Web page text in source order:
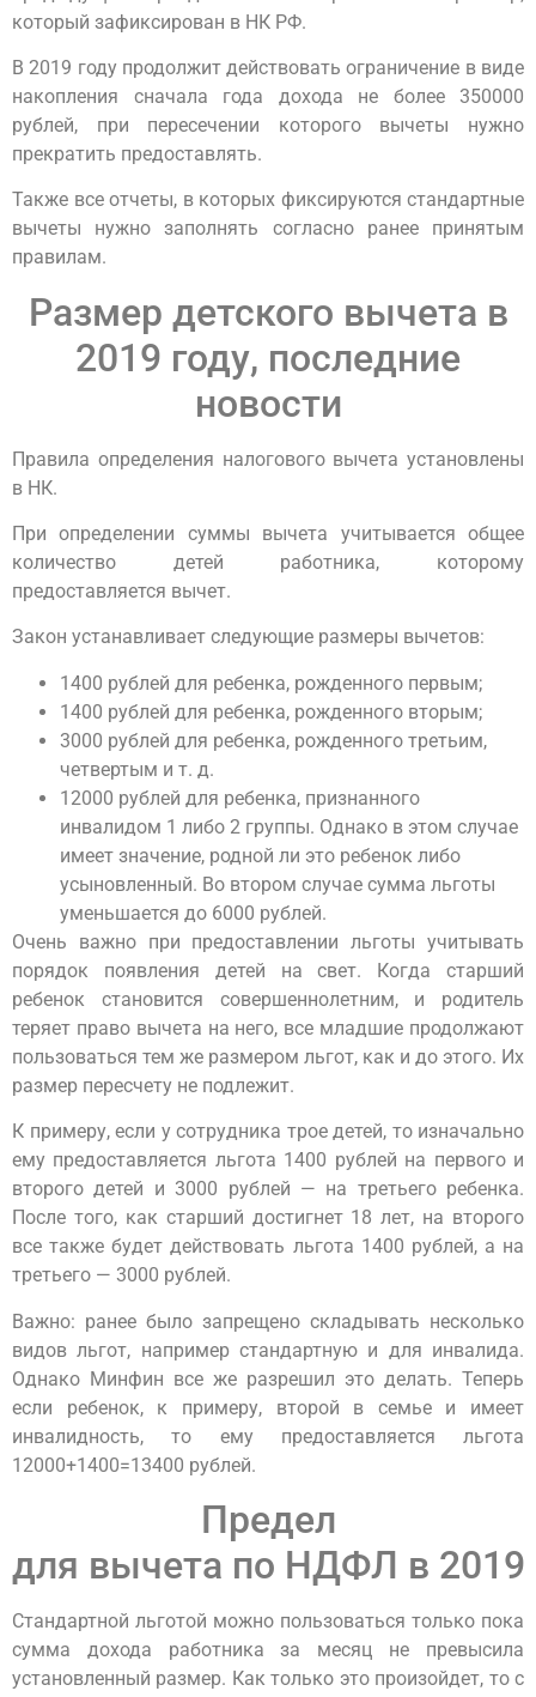
который зафиксирован в НК РФ.
В 2019 году продолжит действовать ограничение в виде
накопления сначала года дохода не более 350000
рублей, при пересечении которого вычеты нужно
прекратить предоставлять.
Также все отчеты, в которых фиксируются стандартные
вычеты нужно заполнять согласно ранее принятым
правилам.
Размер детского вычета в
2019 году, последние
новости
Правила определения налогового вычета установлены
в НК.
При определении суммы вычета учитывается общее
количество детей работника, которому
предоставляется вычет.
Закон устанавливает следующие размеры вычетов:
1400 рублей для ребенка, рожденного первым;
1400 рублей для ребенка, рожденного вторым;
3000 рублей для ребенка, рожденного третьим,
четвертым и т. д.
12000 рублей для ребенка, признанного
инвалидом 1 либо 2 группы. Однако в этом случае
имеет значение, родной ли это ребенок либо
усыновленный. Во втором случае сумма льготы
уменьшается до 6000 рублей.
Очень важно при предоставлении льготы учитывать
порядок появления детей на свет. Когда старший
ребенок становится совершеннолетним, и родитель
теряет право вычета на него, все младшие продолжают
пользоваться тем же размером льгот, как и до этого. Их
размер пересчету не подлежит.
К примеру, если у сотрудника трое детей, то изначально
ему предоставляется льгота 1400 рублей на первого и
второго детей и 3000 рублей — на третьего ребенка.
После того, как старший достигнет 18 лет, на второго
все также будет действовать льгота 1400 рублей, а на
третьего — 3000 рублей.
Важно: ранее было запрещено складывать несколько
видов льгот, например стандартную и для инвалида.
Однако Минфин все же разрешил это делать. Теперь
если ребенок, к примеру, второй в семье и имеет
инвалидность, то ему предоставляется льгота
12000+1400=13400 рублей.
Предел
для вычета по НДФЛ в 2019
Стандартной льготой можно пользоваться только пока
сумма дохода работника за месяц не превысила
установленный размер. Как только это произойдет, то с